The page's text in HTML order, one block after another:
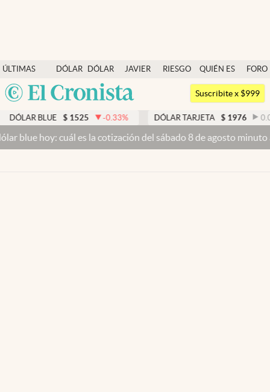
ÚLTIMAS
NOTICIAS
DÓLAR
DÓLAR
BLUE
JAVIER
RIESGO
QUIÉN ES
QUIÉN
FORO
Argentina
México
Dólar
Members
Economía y Política
Finanzas y Mercados
Suscribite x $999
DÓLAR BLUE 1525 -0.33% DÓLAR TARJETA 1976
blue hoy: cuál es la cotización del sábado 8 de agosto minuto